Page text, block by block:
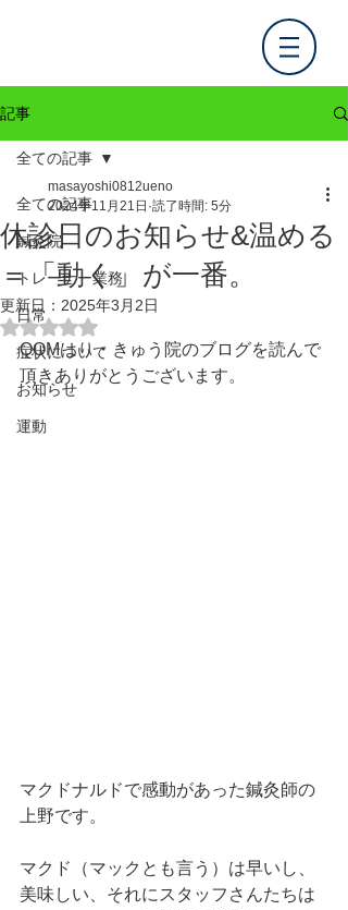
記事
全ての記事
鍼灸院
トレーナー業務
日常
症状について
お知らせ
運動
全ての記事
休診日のお知らせ&温める
＝「動く」が一番。
masayoshi0812ueno
2024年11月21日 読了時間: 5分
更新日： 2025年3月2日
5つ星のうちNaNと評価されています。
QOMはり・きゅう院のブログを読んで
頂きありがとうございます。
マクドナルドで感動があった鍼灸師の
上野です。
マクド（マックとも言う）は早いし、
美味しい、それにスタッフさんたちは